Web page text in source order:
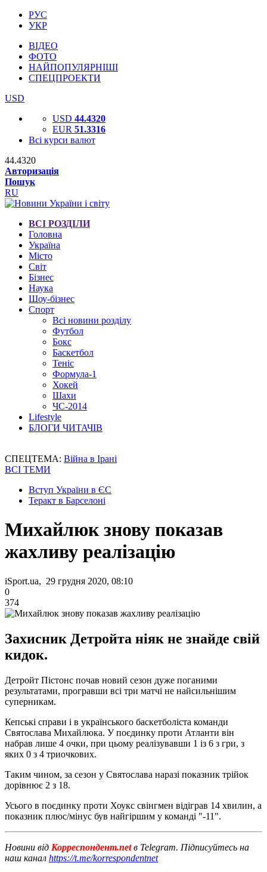
РУС
УКР
ВІДЕО
ФОТО
НАЙПОПУЛЯРНІШІ
СПЕЦПРОЕКТИ
USD
USD 44.4320
EUR 51.3316
Всі курси валют
44.4320
Авторизація
Пошук
RU
ВСІ РОЗДІЛИ
Головна
Україна
Місто
Світ
Бізнес
Наука
Шоу-бізнес
Спорт
Всі новини розділу
Футбол
Бокс
Баскетбол
Теніс
Формула-1
Хокей
Шахи
ЧС-2014
Lifestyle
БЛОГИ ЧИТАЧІВ
СПЕЦТЕМА: Війна в Ірані
ВСІ ТЕМИ
Вступ України в ЄС
Теракт в Барселоні
Михайлюк знову показав
жахливу реалізацію
iSport.ua, 29 грудня 2020, 08:10
0
374
Захисник Детройта ніяк не знайде свій
кидок.
Детройт Пістонс почав новий сезон дуже поганими
результатами, програвши всі три матчі не найсильнішим
суперникам.
Кепські справи і в українського баскетболіста команди
Святослава Михайлюка. У поєдинку проти Атланти він
набрав лише 4 очки, при цьому реалізувавши 1 із 6 з гри, з
яких 0 з 4 триочкових.
Таким чином, за сезон у Святослава наразі показник трійок
дорівнює 2 з 18.
Усього в поєдинку проти Хоукс свінгмен відіграв 14 хвилин, а
показник плюс/мінус був найгіршим у команді "-11".
Новини від Корреспондент.netв Telegram. Підписуйтесь на
наш канал https://t.me/korrespondentnet